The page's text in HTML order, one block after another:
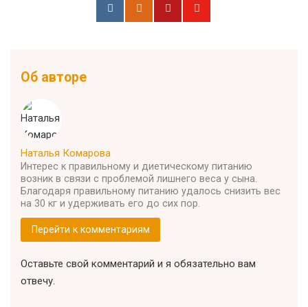
Об авторе
Наталья Комарова
Интерес к правильному и диетическому питанию
возник в связи с проблемой лишнего веса у сына.
Благодаря правильному питанию удалось снизить вес
на 30 кг и удерживать его до сих пор.
Перейти к комментариям
Оставьте свой комментарий и я обязательно вам
отвечу.